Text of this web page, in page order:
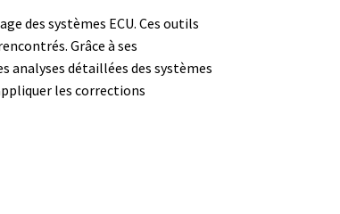
des systèmes ECU. Ces outils
Grâce à ses
détaillées des systèmes
les corrections